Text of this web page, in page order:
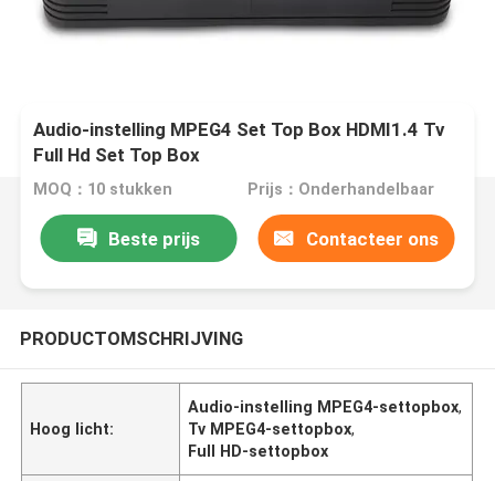
Audio-instelling MPEG4 Set Top Box HDMI1.4 Tv
Full Hd Set Top Box
MOQ：10 stukken Prijs：Onderhandelbaar
Beste prijs Contacteer ons
PRODUCTOMSCHRIJVING
Hoog licht:
Audio-instelling MPEG4-settopbox,
Tv MPEG4-settopbox,
Full HD-settopbox